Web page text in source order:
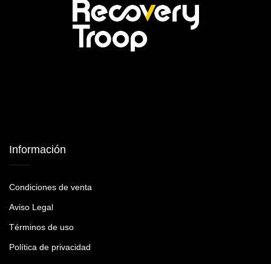
Información
Condiciones de venta
Aviso Legal
Términos de uso
Política de privacidad